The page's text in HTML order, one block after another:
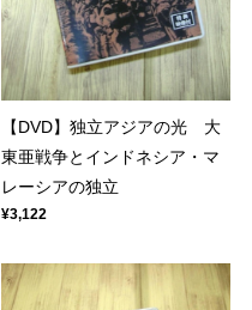
【DVD】独立アジアの光 大
東亜戦争とインドネシア・マ
レーシアの独立
¥3,122